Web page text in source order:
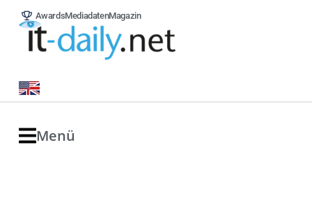
AwardsMediadatenMagazin
Menü